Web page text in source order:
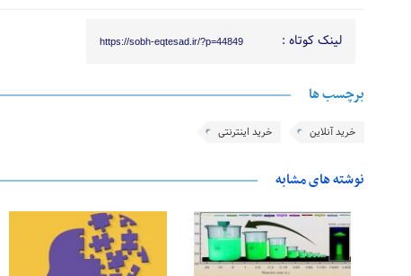
لینک کوتاه : https://sobh-eqtesad.ir/?p=44849
برچسب ها
خرید آنلاین خرید اینترنتی
نوشته های مشابه
25 فوریه 2026 24 فوریه 2026